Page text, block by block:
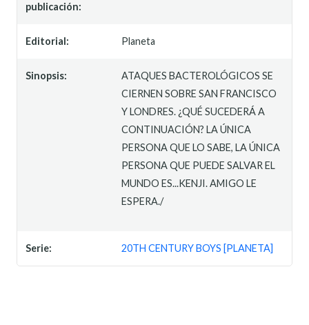
publicación:
Editorial: Planeta
Sinopsis:
ATAQUES BACTEROLÓGICOS SE
CIERNEN SOBRE SAN FRANCISCO
Y LONDRES. ¿QUÉ SUCEDERÁ A
CONTINUACIÓN? LA ÚNICA
PERSONA QUE LO SABE, LA ÚNICA
PERSONA QUE PUEDE SALVAR EL
MUNDO ES...KENJI. AMIGO LE
ESPERA./
Serie: 20TH CENTURY BOYS [PLANETA]